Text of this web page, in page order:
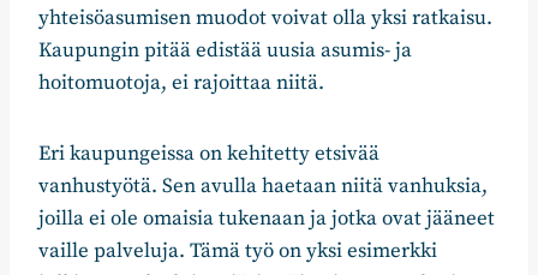
yhteisöasumisen muodot voivat olla yksi ratkaisu.
Kaupungin pitää edistää uusia asumis- ja
hoitomuotoja, ei rajoittaa niitä.
Eri kaupungeissa on kehitetty etsivää
vanhustyötä. Sen avulla haetaan niitä vanhuksia,
joilla ei ole omaisia tukenaan ja jotka ovat jääneet
vaille palveluja. Tämä työ on yksi esimerkki